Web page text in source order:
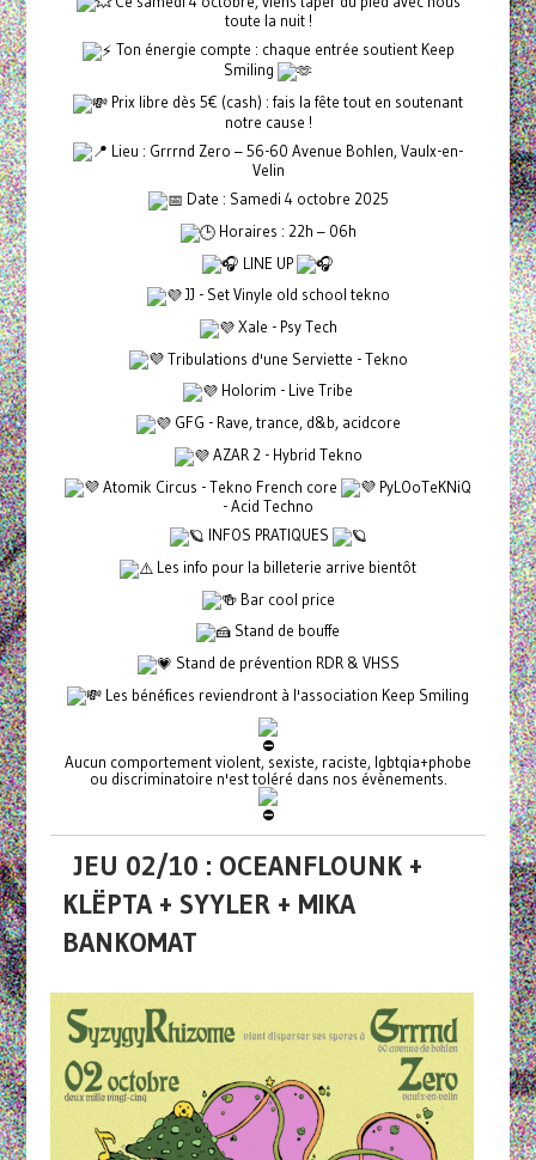
toute la nuit !
Ton énergie compte : chaque entrée soutient Keep
Smiling
Prix libre dès 5€ (cash) : fais la fête tout en soutenant
notre cause !
Lieu : Grrrnd Zero – 56-60 Avenue Bohlen, Vaulx-en-
Velin
Date : Samedi 4 octobre 2025
Horaires : 22h – 06h
LINE UP
JJ - Set Vinyle old school tekno
Xale - Psy Tech
Tribulations d'une Serviette - Tekno
Holorim - Live Tribe
GFG - Rave, trance, d&b, acidcore
AZAR 2 - Hybrid Tekno
Atomik Circus - Tekno French core
PyLOoTeKNiQ
- Acid Techno
INFOS PRATIQUES
Les info pour la billeterie arrive bientôt
Bar cool price
Stand de bouffe
Stand de prévention RDR & VHSS
Les bénéfices reviendront à l'association Keep Smiling
Aucun comportement violent, sexiste, raciste, lgbtqia+phobe
ou discriminatoire n'est toléré dans nos évènements.
JEU 02/10 : OCEANFLOUNK +
KLËPTA + SYYLER + MIKA
BANKOMAT